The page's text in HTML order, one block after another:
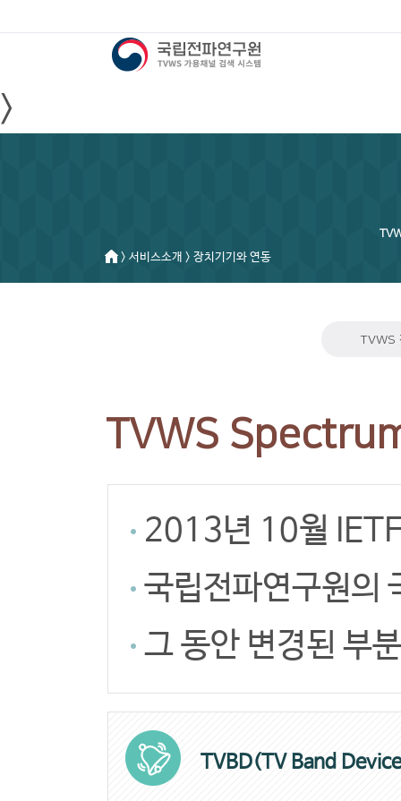
>
> 서비스소개 > 장치기기와 연동
TVWS
TVWS
2013년 10월
국립전파연구원의
그 동안 변경된 부
TVBD(TV Band